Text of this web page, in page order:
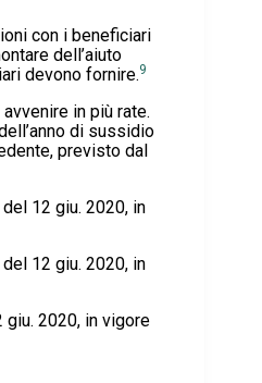
con i beneficiari
dell’aiuto
devono fornire.9
in più rate.
di sussidio
previsto dal
12 giu. 2020, in
12 giu. 2020, in
giu. 2020, in vigore